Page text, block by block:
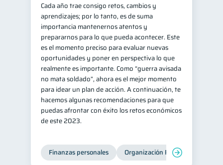
Cada año trae consigo retos, cambios y
aprendizajes; por lo tanto, es de suma
importancia mantenernos atentos y
prepararnos para lo que pueda acontecer. Este
es el momento preciso para evaluar nuevas
oportunidades y poner en perspectiva lo que
realmente es importante. Como “guerra avisada
no mata soldado”, ahora es el mejor momento
para idear un plan de acción. A continuación, te
hacemos algunas recomendaciones para que
puedas afrontar con éxito los retos económicos
de este 2023.
Finanzas personales Organización Financiera